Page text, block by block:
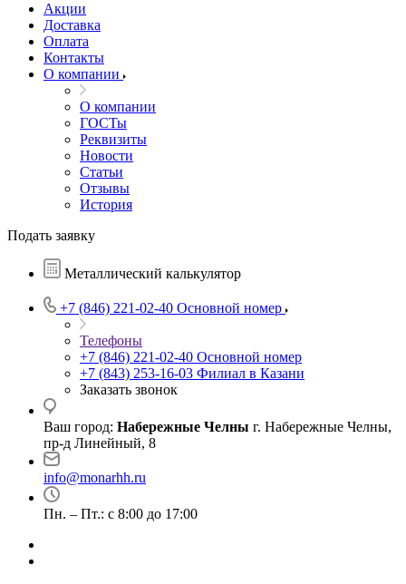
Акции
Доставка
Оплата
Контакты
О компании
О компании
ГОСТы
Реквизиты
Новости
Статьи
Отзывы
История
Подать заявку
Металлический калькулятор
+7 (846) 221-02-40 Основной номер
Телефоны
+7 (846) 221-02-40 Основной номер
+7 (843) 253-16-03 Филиал в Казани
Заказать звонок
Ваш город: Набережные Челны г. Набережные Челны,
пр-д Линейный, 8
info@monarhh.ru
Пн. – Пт.: с 8:00 до 17:00